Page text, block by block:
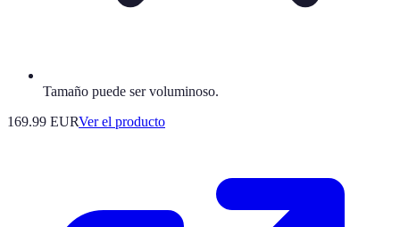
Tamaño puede ser voluminoso.
169.99 EURVer el producto